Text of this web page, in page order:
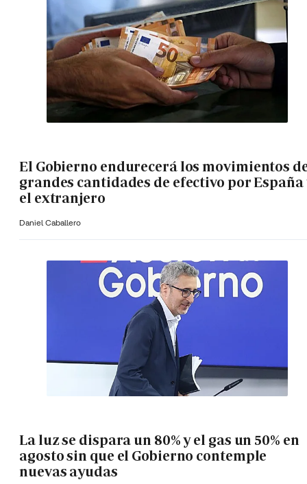
El Gobierno endurecerá los movimientos
grandes cantidades de efectivo por España
el extranjero
Daniel Caballero
La luz se dispara un 80% y el gas un 50% en
agosto sin que el Gobierno contemple
nuevas ayudas